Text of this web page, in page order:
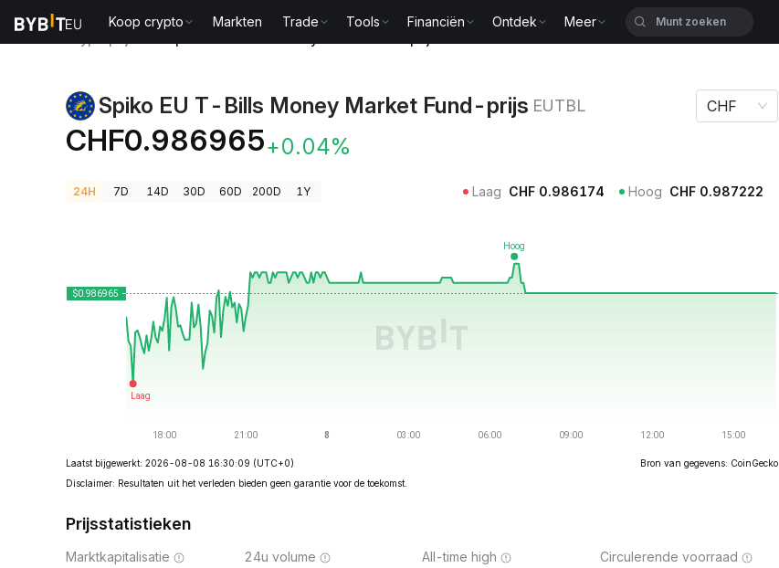
Koop crypto Markten Trade Tools Financiën Ontdek Meer
Spiko EU T-Bills Money Market Fund-prijs EUTBL
CHF0.986965+0.04%
CHF
24H 7D 14D 30D 60D 200D 1Y Laag CHF 0.986174 Hoog CHF 0.987222
Laatst bijgewerkt: 2026-08-08 16:30:09 (UTC+0)
Bron van gegevens: CoinGecko
Disclaimer: Resultaten uit het verleden bieden geen garantie voor de toekomst.
Prijsstatistieken
Marktkapitalisatie 24u volume All-time high Circulerende voorraad